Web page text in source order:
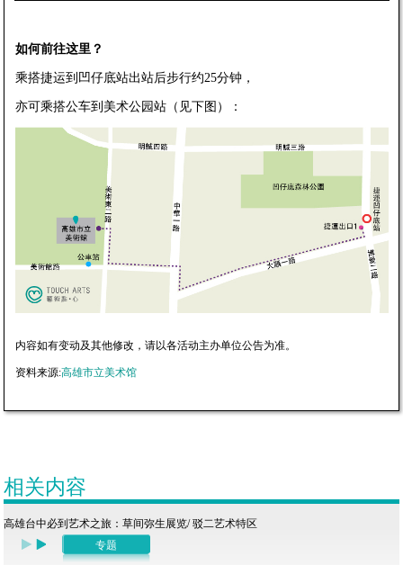
如何前往这里？
乘搭捷运到凹仔底站出站后步行约25分钟，
亦可乘搭公车到美术公园站（见下图）：
内容如有变动及其他修改，请以各活动主办单位公告为准。
资料来源:高雄市立美术馆
相关内容
高雄台中必到艺术之旅：草间弥生展览/ 驳二艺术特区
专题